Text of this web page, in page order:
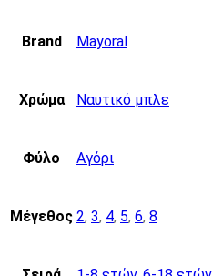
Brand Mayoral
Χρώμα Ναυτικό μπλε
Φύλο Αγόρι
Μέγεθος 2, 3, 4, 5, 6, 8